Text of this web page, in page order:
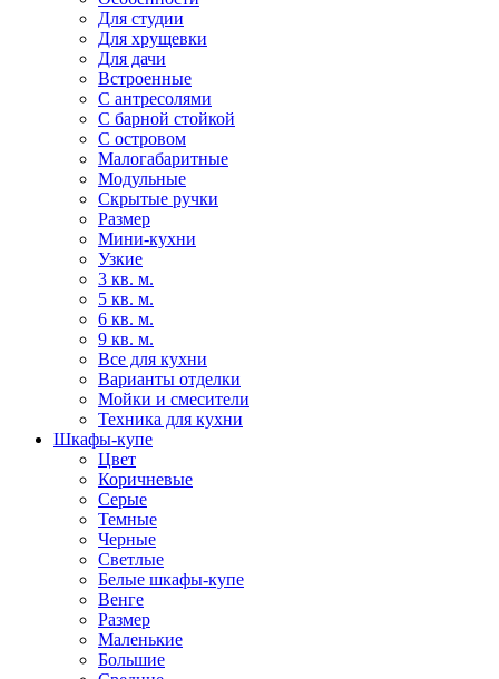
Для студии
Для хрущевки
Для дачи
Встроенные
С антресолями
С барной стойкой
С островом
Малогабаритные
Модульные
Скрытые ручки
Размер
Мини-кухни
Узкие
3 кв. м.
5 кв. м.
6 кв. м.
9 кв. м.
Все для кухни
Варианты отделки
Мойки и смесители
Техника для кухни
Шкафы-купе
Цвет
Коричневые
Серые
Темные
Черные
Светлые
Белые шкафы-купе
Венге
Размер
Маленькие
Большие